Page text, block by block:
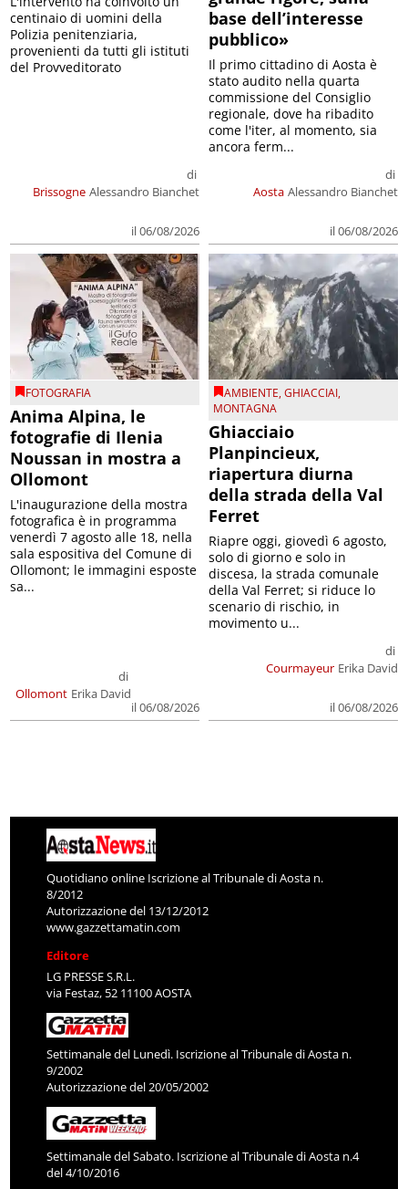
Brissogne
di
Alessandro Bianchet
il 06/08/2026
centinaio di uomini della
Polizia penitenziaria,
provenienti da tutti gli istituti
del Provveditorato
base dell’interesse
pubblico»
Aosta
di
Alessandro Bianchet
il 06/08/2026
Il primo cittadino di Aosta è
stato audito nella quarta
commissione del Consiglio
regionale, dove ha ribadito
come l'iter, al momento, sia
ancora ferm...
FOTOGRAFIA
Anima Alpina, le
fotografie di Ilenia
Noussan in mostra a
Ollomont
Ollomont
di
Erika David
il 06/08/2026
L'inaugurazione della mostra
fotografica è in programma
venerdì 7 agosto alle 18, nella
sala espositiva del Comune di
Ollomont; le immagini esposte
sa...
AMBIENTE,GHIACCIAI,
MONTAGNA
Ghiacciaio
Planpincieux,
riapertura diurna
della strada della Val
Ferret
Courmayeur
di
Erika David
il 06/08/2026
Riapre oggi, giovedì 6 agosto,
solo di giorno e solo in
discesa, la strada comunale
della Val Ferret; si riduce lo
scenario di rischio, in
movimento u...
Quotidiano online Iscrizione al Tribunale di Aosta n.
8/2012
Autorizzazione del 13/12/2012
www.gazzettamatin.com
Editore
LG PRESSE S.R.L.
via Festaz, 52 11100 AOSTA
Settimanale del Lunedì. Iscrizione al Tribunale di Aosta n.
9/2002
Autorizzazione del 20/05/2002
Settimanale del Sabato. Iscrizione al Tribunale di Aosta n.4
del 4/10/2016